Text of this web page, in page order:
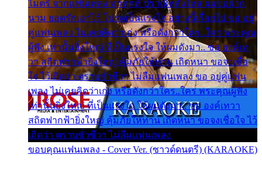
ไมตรี จากแฟนเพลง ทุกทุกที่ ปราณีหลั่งไหล ผมขอฝาก
นาม ยอดรักเอาไว้ โปรดเป็นแรงใจ อย่างนี้เรื่อยไป ขอ อยู่
คู่แฟนเพลง ไม่เคยคิดว่าเก่ง หรือดังกว่าใคร..ใคร พระคุณ
ผู้ฟัง เท่านั้นยิ่งใหญ่ ที่เป็นแรงใจ ให้ผมดังมา.. ขอ องค์เท
วา สถิตฟากฟ้ายิ่งใหญ่ คุ้มภัยให้ท่าน เถิดหนา ขอจงเชื่อ
ใจ ไว้เถิดว่า ตราบชั่วชีวา ไม่ลืมแฟนเพลง ขอ อยู่คู่แฟน
เพลง ไม่เคยคิดว่าเก่ง หรือดังกว่าใคร..ใคร พระคุณผู้ฟัง
เท่านั้นยิ่งใหญ่ ที่เป็นแรงใจ ให้ผมดังมา.. ขอ องค์เทวา
สถิตฟากฟ้ายิ่งใหญ่ คุ้มภัยให้ท่าน เถิดหนา ขอจงเชื่อใจ ไว้
เถิดว่า ตราบชั่วชีวา ไม่ลืมแฟนเพลง
ขอบคุณแฟนเพลง - Cover Ver. (ซาวด์ดนตรี) (KARAOKE)